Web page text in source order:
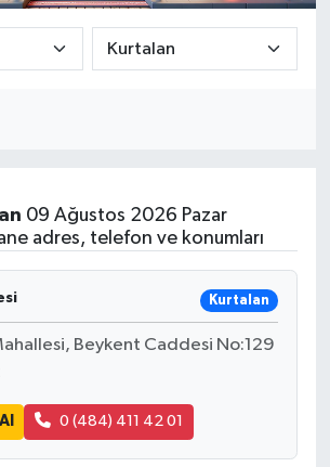
09 Ağustos 2026 Pazar
adres, telefon ve konumları
Kurtalan
Beykent Caddesi No:129
0 (484) 411 42 01